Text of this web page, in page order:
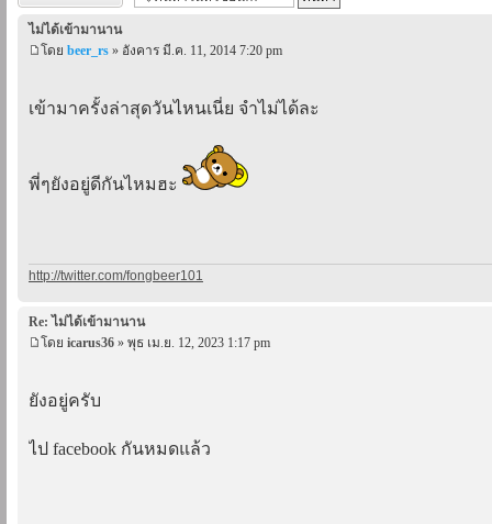
ไม่ได้เข้ามานาน
โดย beer_rs » อังคาร มี.ค. 11, 2014 7:20 pm
เข้ามาครั้งล่าสุดวันไหนเนี่ย จำไม่ได้ละ
พี่ๆยังอยู่ดีกันไหมฮะ
http://twitter.com/fongbeer101
Re: ไม่ได้เข้ามานาน
โดย icarus36 » พุธ เม.ย. 12, 2023 1:17 pm
ยังอยู่ครับ
ไป facebook กันหมดแล้ว